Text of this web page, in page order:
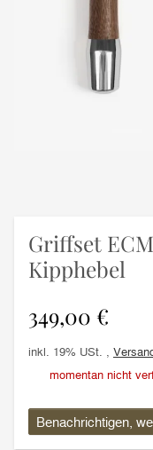
Griffset
Kipphebel
349,00 €
inkl. 19% USt. ,
momentan nicht
Benachrichtigen,